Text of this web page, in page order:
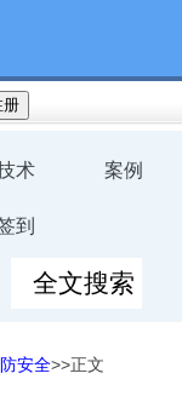
术 案例
到
安全>>正文